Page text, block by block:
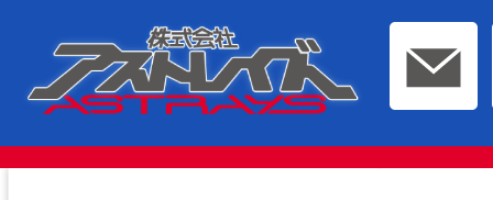
このページの本文へ移動